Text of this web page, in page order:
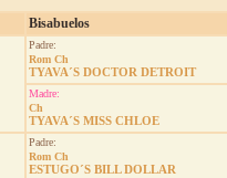
Bisabuelos
Padre:
Rom Ch
TYAVA´S DOCTOR DETROIT
Madre:
Ch
TYAVA´S MISS CHLOE
Padre:
Rom Ch
ESTUGO´S BILL DOLLAR